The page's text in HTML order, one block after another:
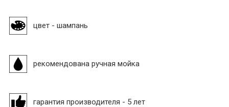
цвет - шампань
рекомендована ручная мойка
гарантия производителя - 5 лет